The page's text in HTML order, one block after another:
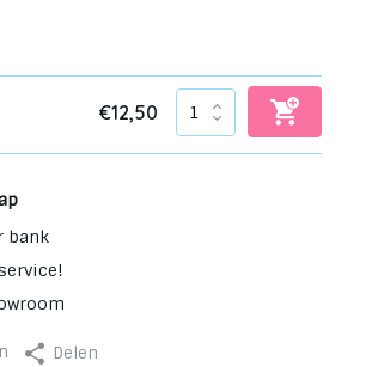
€12,50
bank
Delen